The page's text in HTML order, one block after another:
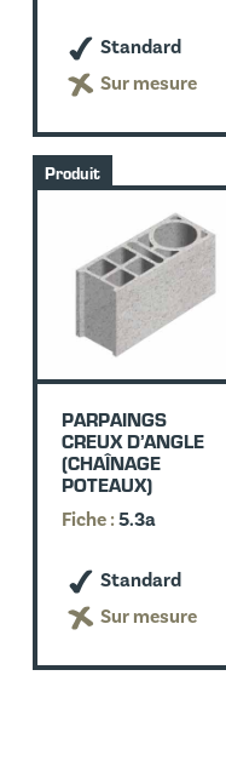
Standard
Sur mesure
Produit
PARPAINGS
CREUX D’ANGLE
(CHAÎNAGE
POTEAUX)
Fiche :5.3a
Standard
Sur mesure